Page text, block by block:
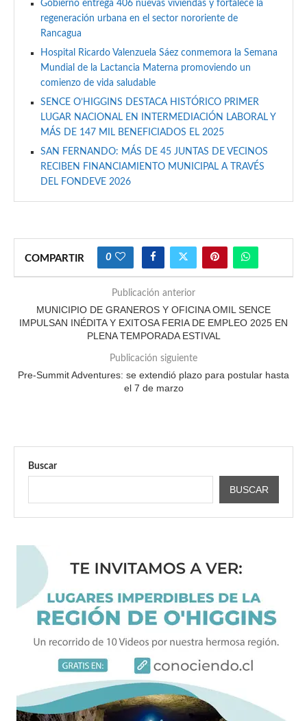
Gobierno entrega 406 nuevas viviendas y fortalece la
regeneración urbana en el sector nororiente de
Rancagua
Hospital Ricardo Valenzuela Sáez conmemora la Semana
Mundial de la Lactancia Materna promoviendo un
comienzo de vida saludable
SENCE O’HIGGINS DESTACA HISTÓRICO PRIMER
LUGAR NACIONAL EN INTERMEDIACIÓN LABORAL Y
MÁS DE 147 MIL BENEFICIADOS EL 2025
SAN FERNANDO: MÁS DE 45 JUNTAS DE VECINOS
RECIBEN FINANCIAMIENTO MUNICIPAL A TRAVÉS
DEL FONDEVE 2026
COMPARTIR 0
Publicación anterior
MUNICIPIO DE GRANEROS Y OFICINA OMIL SENCE
IMPULSAN INÉDITA Y EXITOSA FERIA DE EMPLEO 2025 EN
PLENA TEMPORADA ESTIVAL
Publicación siguiente
Pre-Summit Adventures: se extendió plazo para postular hasta
el 7 de marzo
Buscar
BUSCAR